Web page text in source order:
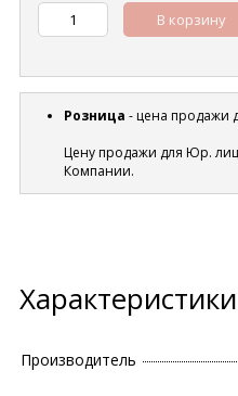
В корзину
Розница - цена продажи
Цену продажи для Юр.
Компании.
Характеристики
Производитель